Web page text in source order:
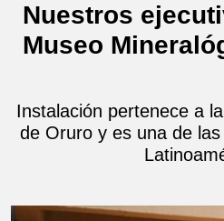
Nuestros
Museo
Instalación pertenece a
de Oruro y es una de